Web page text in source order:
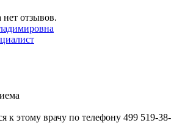
отзывов.
к этому врачу по телефону 499 519-38-